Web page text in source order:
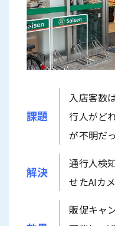
課題
入店客数
行人がど
が不明だ
解決
通行人検
せたAIカ
販促キャ